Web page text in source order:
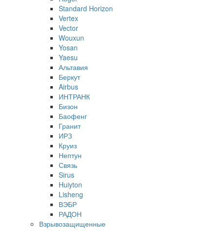
Standard Horizon
Vertex
Vector
Wouxun
Yosan
Yaesu
Альтавия
Беркут
Airbus
ИНТРАНК
Бизон
Баофенг
Гранит
ИРЗ
Круиз
Нептун
Связь
Sirus
Huiyton
Lisheng
ВЭБР
РАДОН
Взрывозащищенные